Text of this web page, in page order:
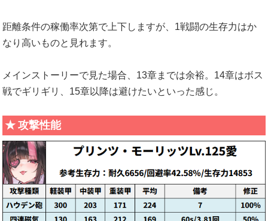
距離条件の稼働率次第で上下しますが、1戦闘の生存力はか
なり高いものと見れます。
メインストーリーで見た場合、13章までは余裕。14章はボス
戦でギリギリ、15章以降は避けたいといった感じ。
攻撃性能